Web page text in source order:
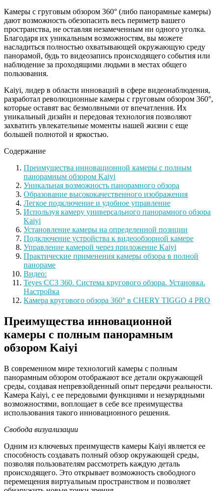
Камеры с груговым обзором 360° (либо панорамные камеры)
дают возможность обезопасить весь периметр вашего
пространства, не оставляя незамеченным ни одного уголка.
Благодаря их уникальным возможностям, вы можете
насладиться полностью охватывающей окружающую среду
панорамой, будь то видеозапись происходящего события или
наблюдение за проходящими людьми в местах общего
пользования.
Kaiyi, лидер в области инноваций в сфере видеонаблюдения,
разработал революционные камеры с груговым обзором 360°,
которые оставят вас безмолвными от впечатления. Их
уникальный дизайн и передовая технология позволяют
захватить увлекательные моменты нашей жизни с еще
большей полнотой и яркостью.
Содержание
Преимущества инновационной камеры с полным
панорамным обзором Kaiyi
Уникальная возможность панорамного обзора
Образование высококачественного изображения
Легкое подключение и удобное управление
Используя камеру универсального панорамного обзора
Kaiyi
Установление камеры на определенной позиции
Подключение устройства к видеообзорной камере
Управление камерой через приложение Kaiyi
Практические применения камеры обзора в полной
панораме
Видео:
Teyes CC3 360. Система кругового обзора. Установка.
Настройка
Камера кругового обзора 360° в CHERY TIGGO 4 PRO
Преимущества инновационной
камеры с полным панорамным
обзором Kaiyi
В современном мире технологий камеры с полным
панорамным обзором отображают все детали окружающей
среды, создавая непревзойденный опыт передачи реальности.
Камера Kaiyi, с ее передовыми функциями и незаурядными
возможностями, воплощает в себе все преимущества
использования такого инновационного решения.
Свобода визуализации
Одним из ключевых преимуществ камеры Kaiyi является ее
способность создавать полный обзор окружающей среды,
позволяя пользователям рассмотреть каждую деталь
происходящего. Это открывает возможность свободного
перемещения виртуальным пространством и позволяет